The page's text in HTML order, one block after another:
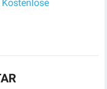
Kostenlose